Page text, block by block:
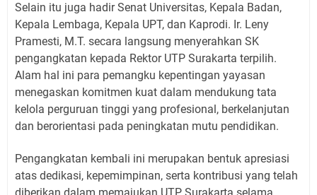
Selain itu juga hadir Senat Universitas, Kepala Badan,
Kepala Lembaga, Kepala UPT, dan Kaprodi. Ir. Leny
Pramesti, M.T. secara langsung menyerahkan SK
pengangkatan kepada Rektor UTP Surakarta terpilih.
Alam hal ini para pemangku kepentingan yayasan
menegaskan komitmen kuat dalam mendukung tata
kelola perguruan tinggi yang profesional, berkelanjutan
dan berorientasi pada peningkatan mutu pendidikan.
Pengangkatan kembali ini merupakan bentuk apresiasi
atas dedikasi, kepemimpinan, serta kontribusi yang telah